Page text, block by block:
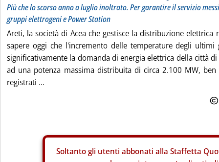
Più che lo scorso anno a luglio inoltrato. Per garantire il servizio
gruppi elettrogeni e Power Station
Areti, la società di Acea che gestisce la distribuzione elettrica
sapere oggi che l'incremento delle temperature degli
significativamente la domanda di energia elettrica della città
ad una potenza massima distribuita di circa 2.100 MW,
registrati ...
Soltanto gli utenti abbonati alla Staffetta